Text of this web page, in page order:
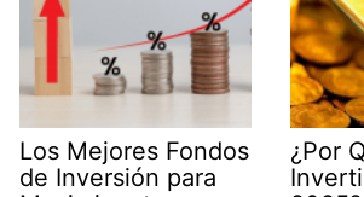
Los Mejores Fondos
de Inversión para
¿Por